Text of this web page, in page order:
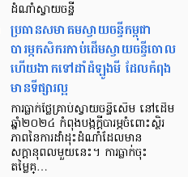
ដំណាំស្វាយចន្ទី
ប្រធានសមាគមស្វាយចន្ទីកម្ពុជា
បារម្ភកសិករកាប់ដើមស្វាយចន្ទីចោល
ហើយងាកទៅដាំដំឡូងមី ដែលកំពុង
មានទីផ្សារល្អ
ការធ្លាក់ថ្លៃគ្រាប់ស្វាយចន្ទីសើម នៅដើម
ឆ្នាំ២០២៤ កំពុងបង្កក្ដីបារម្ភចំពោះស្ថិរ
ភាពនៃការដាំដុះដំណាំដែលមាន
សក្ដានុពលមួយនេះ។ ការធ្លាក់ចុះ
តម្លៃគ្…